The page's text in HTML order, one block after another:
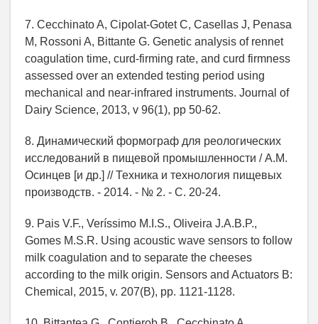
7. Cecchinato A, Cipolat-Gotet C, Casellas J, Penasa
M, Rossoni A, Bittante G. Genetic analysis of rennet
coagulation time, curd-firming rate, and curd firmness
assessed over an extended testing period using
mechanical and near-infrared instruments. Journal of
Dairy Science, 2013, v 96(1), pp 50-62.
8. Динамический формограф для реологических
исследований в пищевой промышленности / А.М.
Осинцев [и др.] // Техника и технология пищевых
производств. - 2014. - № 2. - С. 20-24.
9. Pais V.F., Veríssimo M.I.S., Oliveira J.A.B.P.,
Gomes M.S.R. Using acoustic wave sensors to follow
milk coagulation and to separate the cheeses
according to the milk origin. Sensors and Actuators B:
Chemical, 2015, v. 207(B), pp. 1121-1128.